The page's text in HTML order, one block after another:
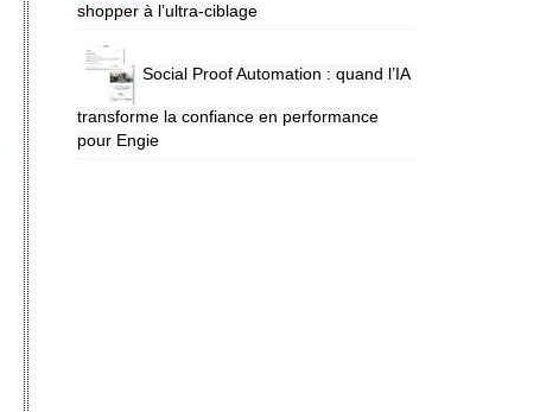
shopper à l’ultra-ciblage
Social Proof Automation : quand l’IA
transforme la confiance en performance
pour Engie